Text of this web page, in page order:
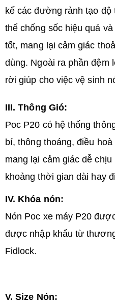
kế các đường rảnh tạo
thể chống sốc hiệu quả
tốt, mang lại cảm giác
dùng. Ngoài ra phần đệm
rời giúp cho việc vệ sinh
III. Thông Gió:
Poc P20 có hệ thống
bí, thông thoáng, điều
mang lại cảm giác dễ
khoảng thời gian dài hay
IV. Khóa nón:
Nón Poc xe máy P20
được nhập khẩu từ
Fidlock.
V. Size Nón: